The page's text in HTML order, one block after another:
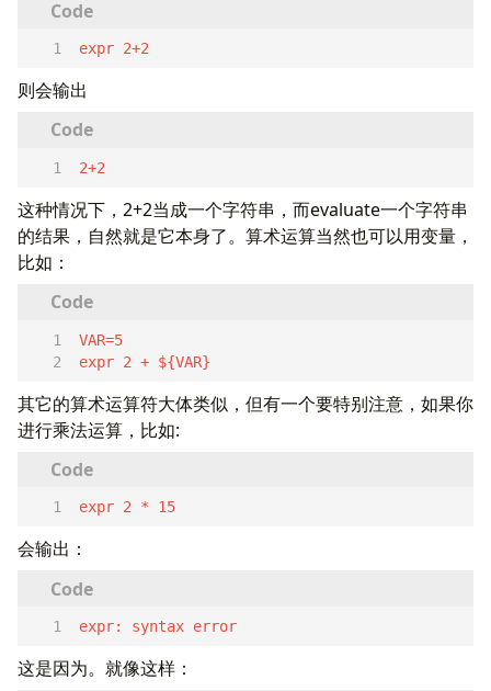
expr 2+2
则会输出
2+2
这种情况下，2+2当成一个字符串，而evaluate一个字符串
的结果，自然就是它本身了。算术运算当然也可以用变量，
比如：
expr 2 + ${VAR}
其它的算术运算符大体类似，但有一个要特别注意，如果你
进行乘法运算，比如:
expr 2 * 15
会输出：
expr: syntax error
这是因为。就像这样：